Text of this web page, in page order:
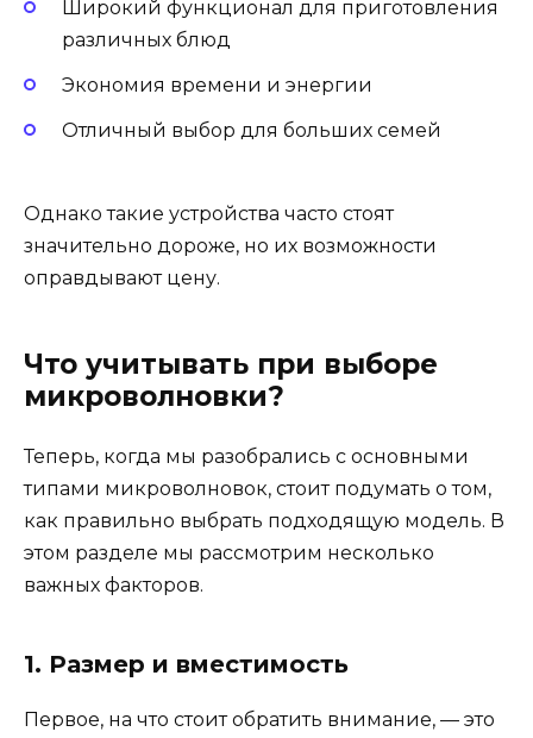
Широкий функционал для приготовления
различных блюд
Экономия времени и энергии
Отличный выбор для больших семей
Однако такие устройства часто стоят
значительно дороже, но их возможности
оправдывают цену.
Что учитывать при выборе
микроволновки?
Теперь, когда мы разобрались с основными
типами микроволновок, стоит подумать о том,
как правильно выбрать подходящую модель. В
этом разделе мы рассмотрим несколько
важных факторов.
1. Размер и вместимость
Первое, на что стоит обратить внимание, — это